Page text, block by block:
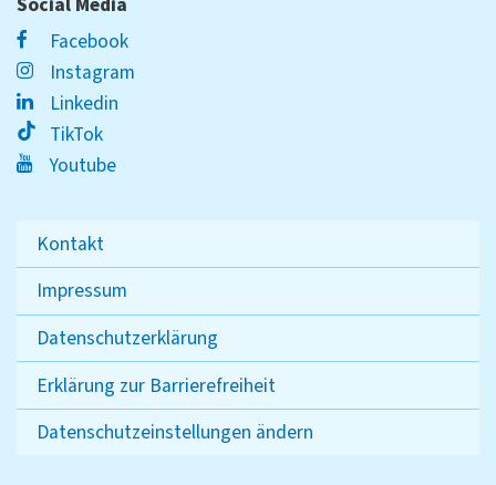
Facebook
Instagram
Linkedin
TikTok
Youtube
Kontakt
Impressum
Datenschutzerklärung
Erklärung zur Barrierefreiheit
Datenschutzeinstellungen ändern